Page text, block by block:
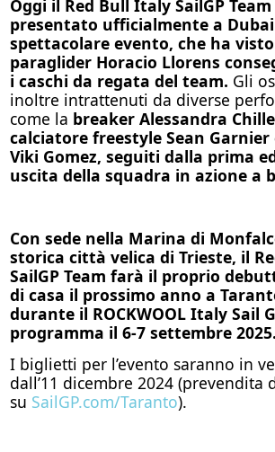
Oggi il Red Bull Italy SailGP
presentato ufficialmente a
spettacolare evento, che ha visto
paraglider Horacio Llorens
i caschi da regata del team. Gli
inoltre intrattenuti da diverse
come la breaker Alessandra
calciatore freestyle Sean Garnier
Viki Gomez, seguiti dalla prima
uscita della squadra in azione a
Con sede nella Marina di
storica città velica di Trieste, il
SailGP Team farà il proprio
di casa il prossimo anno a
durante il ROCKWOOL Italy Sail
programma il 6-7 settembre 2025.
I biglietti per l’evento saranno in
dall’11 dicembre 2024 (prevendita
su SailGP.com/Taranto).